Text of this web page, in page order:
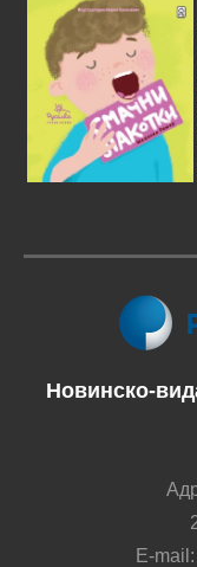
Новинско-
E-